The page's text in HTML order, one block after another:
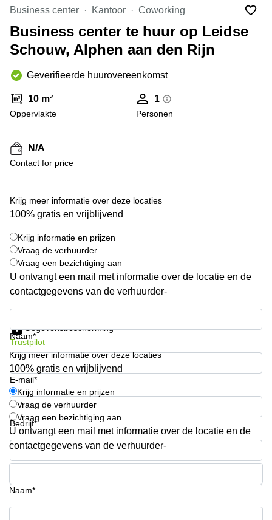
Hengelo
Hilversum
Hoofddorp
Deventer
Rotterdam
Tiel
Zwolle
Bodegraven-
Reeuwijk
Business
center
Arnhem
Business
Amsterdam
Westpoort
Business
center
Hilversum
Den
Haag
space
Breda
Coworking
Arnhem
Coworking
space
Hilversum
Coworking
space
Zwolle
Coworking
Haarlem
Kantoor
Huren
Hengelo
Business center Kantoor Coworking
Business center te huur op Leidse
Schouw, Alphen aan den Rijn
Geverifieerde huurovereenkomst
10 m²
Oppervlakte
1
Personen
N/A
Contact for price
Krijg meer informatie over deze locaties
100% gratis en vrijblijvend
Krijg informatie en prijzen
Vraag de verhuurder
Vraag een bezichtiging aan
U ontvangt een mail met informatie over de locatie en de
contactgegevens van de verhuurder-
Naam*
E-mail*
Bedrijf*
Telefoonnummer*
Gegevensbescherming
Trustpilot
Krijg meer informatie over deze locaties
100% gratis en vrijblijvend
Krijg informatie en prijzen
Vraag de verhuurder
Vraag een bezichtiging aan
U ontvangt een mail met informatie over de locatie en de
contactgegevens van de verhuurder-
Naam*